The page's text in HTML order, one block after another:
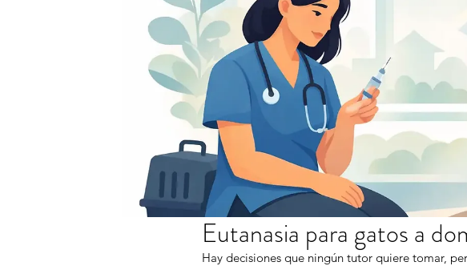
Eutanasia para gatos a
Hay decisiones que ningún tutor quiere tomar,